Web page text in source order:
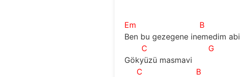
Em B
Ben bu gezegene inemedim abi
C
G
Gökyüzü masmavi
C
B